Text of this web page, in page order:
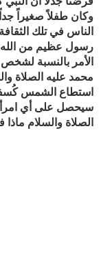
وكان طفلاً صغيراً
الناس في تلك
رسول عظيم من الله
الأمر بالنسبة
محمد عليه الصلاة
استطاع الشمس كُسفت
سيحصل على أي
الصلاة والسلام